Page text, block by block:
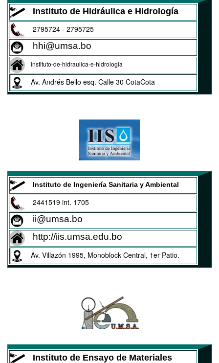
Instituto de Hidráulica e Hidrología
2795724 - 2795725
hhi@umsa.bo
instituto-de-hidraulica-e-hidrologia
Av. Andrés Bello esq. Calle 30 CotaCota
Instituto de Ingeniería Sanitaria y Ambiental
2441519 int. 1705
ii@umsa.bo
http://iis.umsa.edu.bo
Av. Villazón 1995, Monoblock Central, 1er Patio.
Instituto de Ensayo de Materiales